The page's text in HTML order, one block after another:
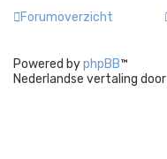
Forumoverzicht
Powered byphpBB™
Nederlandse vertaling door